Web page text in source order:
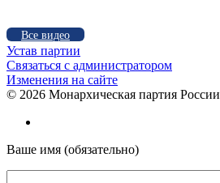
Все видео
Устав партии
Связаться с администратором
Изменения на сайте
© 2026 Монархическая партия России
Ваше имя (обязательно)